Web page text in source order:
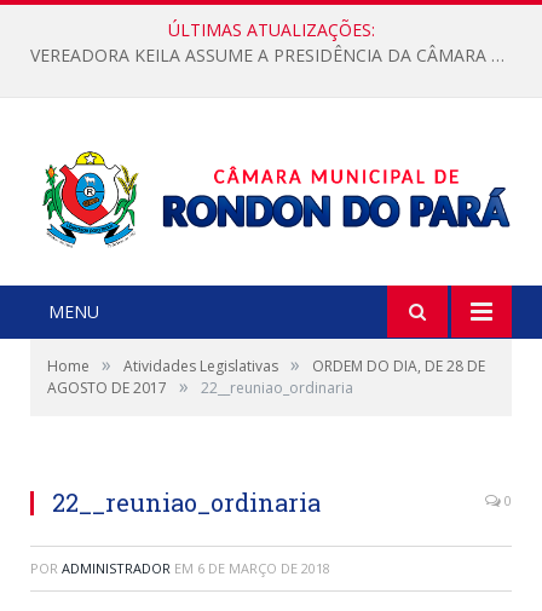
ÚLTIMAS ATUALIZAÇÕES:
VEREADORA KEILA ASSUME A PRESIDÊNCIA DA CÂMARA MUNICIPAL.
MENU
Home » Atividades Legislativas »
ORDEM DO DIA, DE 28 DE
AGOSTO DE 2017
» 22__reuniao_ordinaria
22__reuniao_ordinaria 0
POR ADMINISTRADOR EM 6 DE MARÇO DE 2018